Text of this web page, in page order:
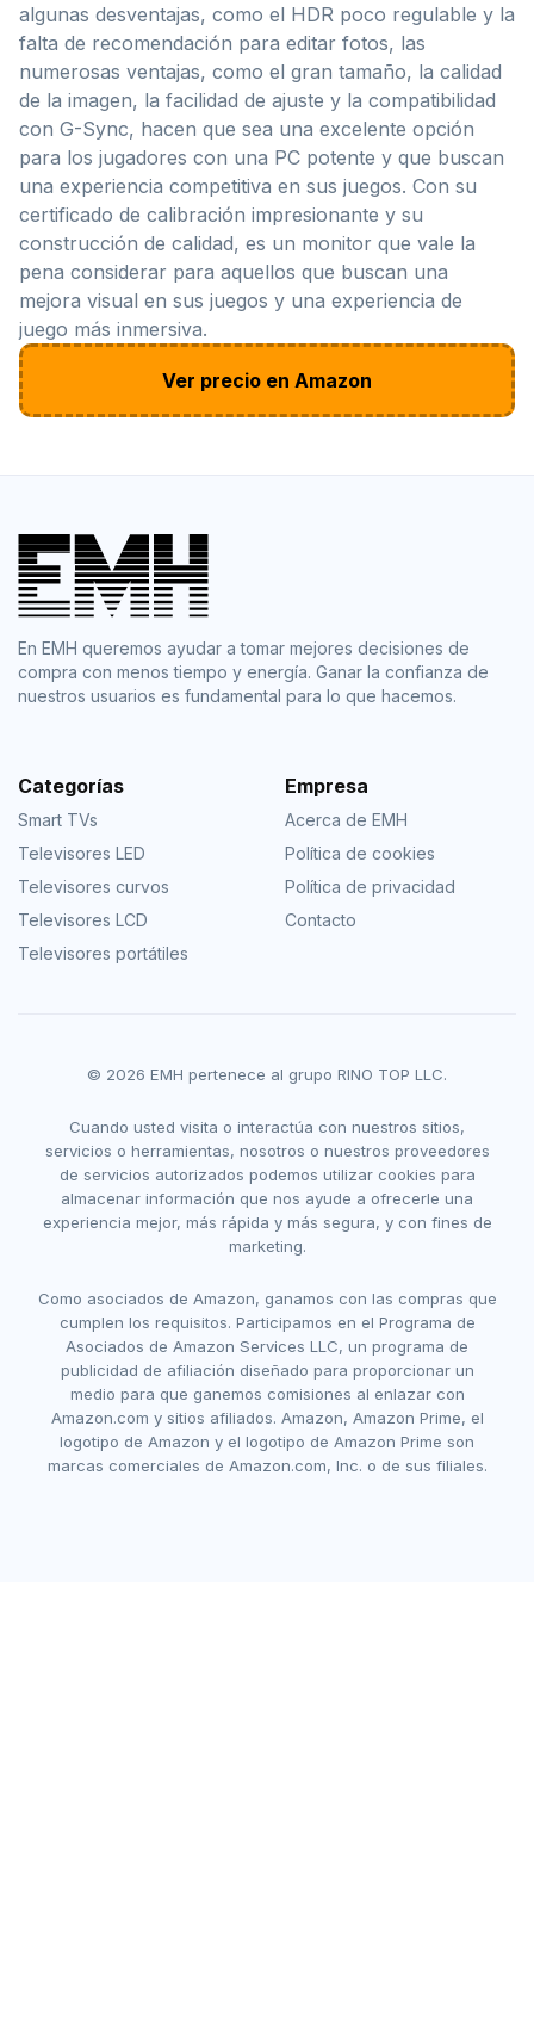
algunas desventajas, como el HDR poco regulable y la
falta de recomendación para editar fotos, las
numerosas ventajas, como el gran tamaño, la calidad
de la imagen, la facilidad de ajuste y la compatibilidad
con G-Sync, hacen que sea una excelente opción
para los jugadores con una PC potente y que buscan
una experiencia competitiva en sus juegos. Con su
certificado de calibración impresionante y su
construcción de calidad, es un monitor que vale la
pena considerar para aquellos que buscan una
mejora visual en sus juegos y una experiencia de
juego más inmersiva.
Ver precio en Amazon
En EMH queremos ayudar a tomar mejores decisiones de
compra con menos tiempo y energía. Ganar la confianza de
nuestros usuarios es fundamental para lo que hacemos.
Categorías
Smart TVs
Televisores LED
Televisores curvos
Televisores LCD
Televisores portátiles
Empresa
Acerca de EMH
Política de cookies
Política de privacidad
Contacto
© 2026 EMH pertenece al grupo RINO TOP LLC.
Cuando usted visita o interactúa con nuestros sitios,
servicios o herramientas, nosotros o nuestros proveedores
de servicios autorizados podemos utilizar cookies para
almacenar información que nos ayude a ofrecerle una
experiencia mejor, más rápida y más segura, y con fines de
marketing.
Como asociados de Amazon, ganamos con las compras que
cumplen los requisitos. Participamos en el Programa de
Asociados de Amazon Services LLC, un programa de
publicidad de afiliación diseñado para proporcionar un
medio para que ganemos comisiones al enlazar con
Amazon.com y sitios afiliados. Amazon, Amazon Prime, el
logotipo de Amazon y el logotipo de Amazon Prime son
marcas comerciales de Amazon.com, Inc. o de sus filiales.